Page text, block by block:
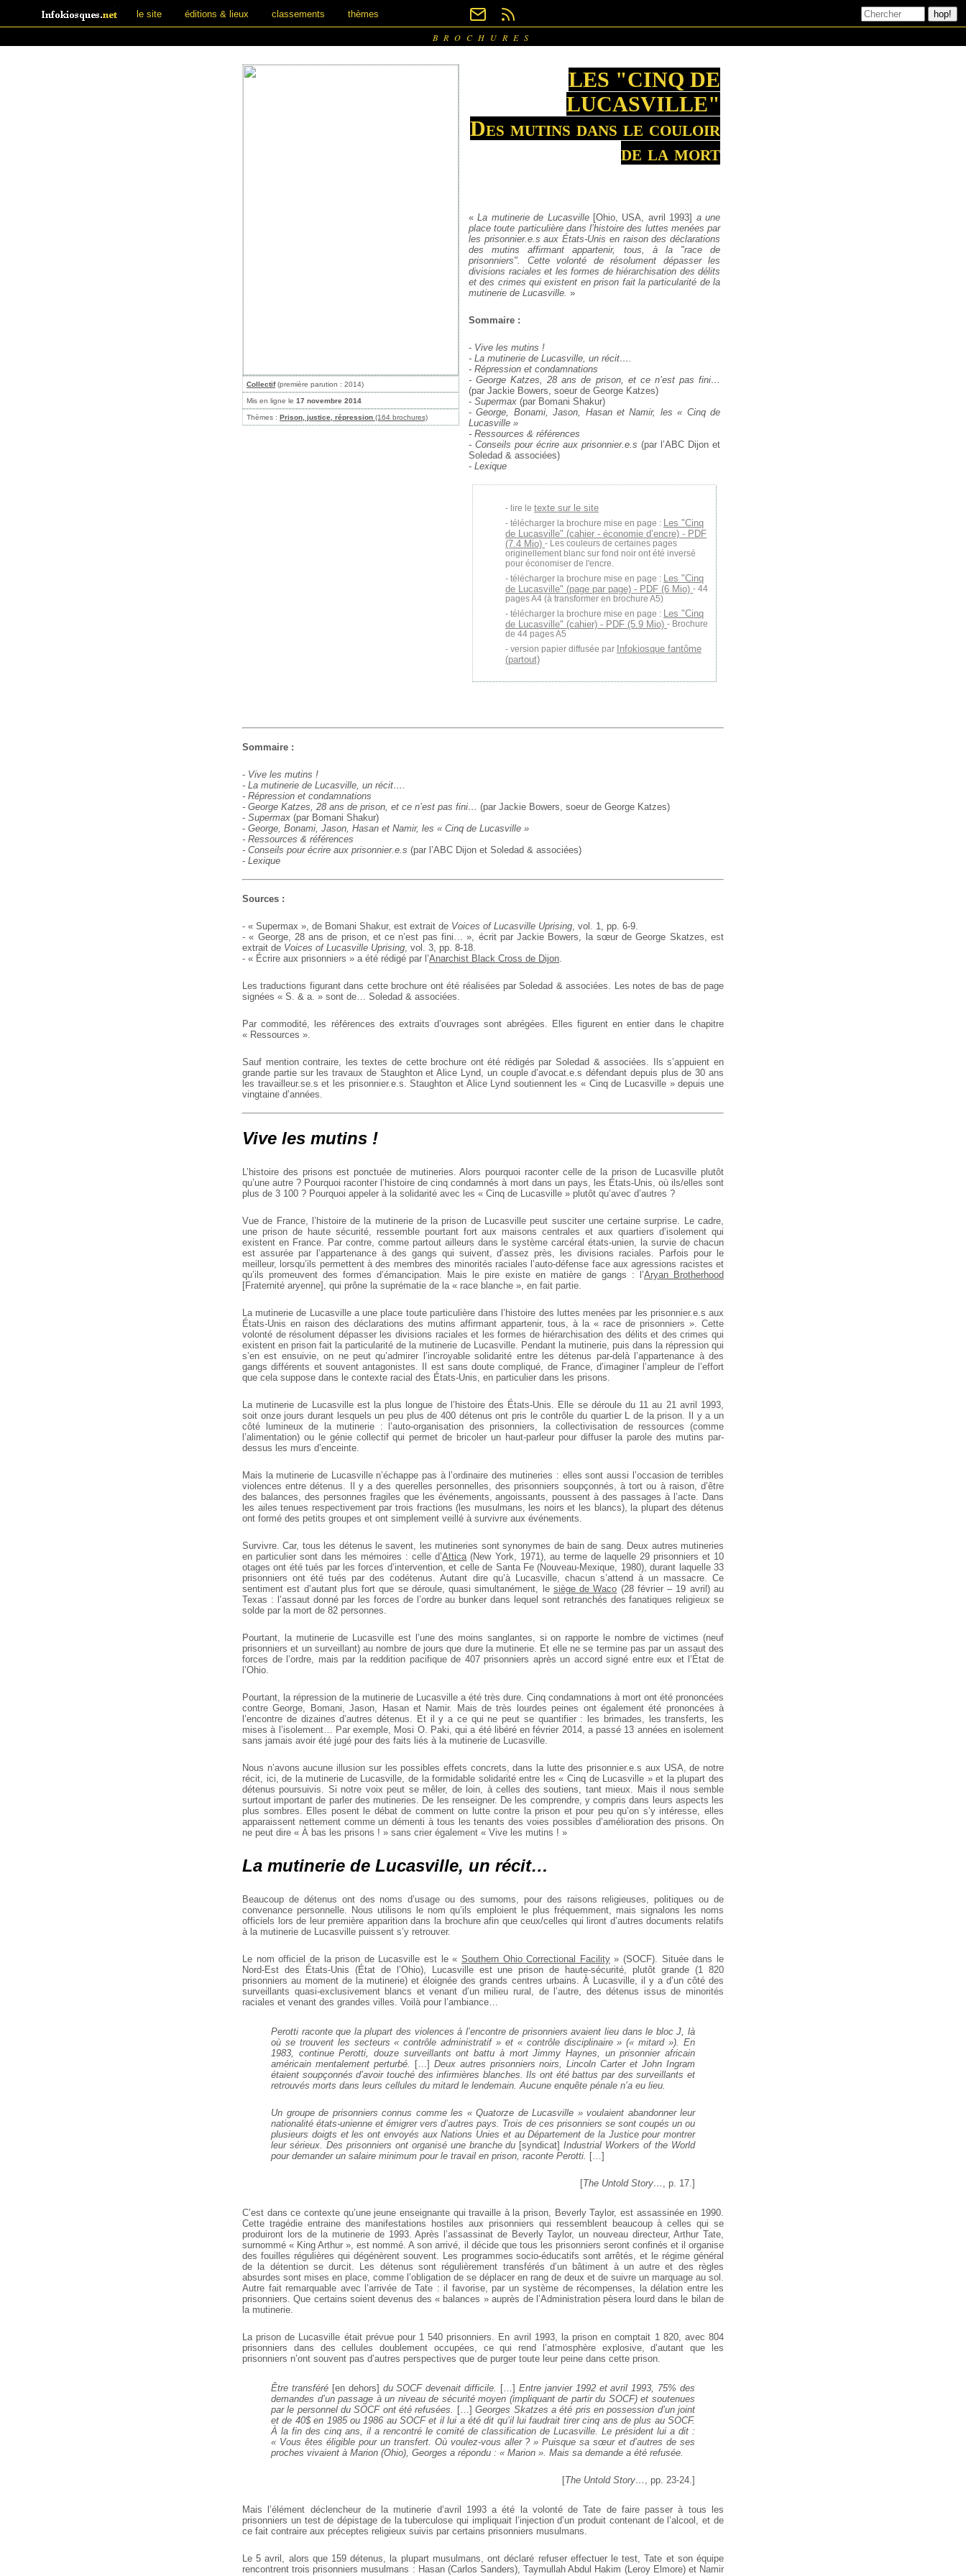
le site éditions & lieux classements thèmes
BROCHURES
Collectif (première parution : 2014)
Mis en ligne le 17 novembre 2014
Thèmes : Prison, justice, répression (164 brochures)
LES "CINQ DE
LUCASVILLE"
Des mutins dans le couloir
de la mort
«La mutinerie de Lucasville[Ohio, USA, avril 1993] a une
place toute particulière dans l’histoire des luttes menées par
les prisonnier.e.s aux États-Unis en raison des déclarations
des mutins affirmant appartenir, tous, à la "race de
prisonniers". Cette volonté de résolument dépasser les
divisions raciales et les formes de hiérarchisation des délits
et des crimes qui existent en prison fait la particularité de la
mutinerie de Lucasville. »
Sommaire :
- Vive les mutins !
- La mutinerie de Lucasville, un récit….
- Répression et condamnations
- George Katzes, 28 ans de prison, et ce n’est pas fini…
(par Jackie Bowers, soeur de George Katzes)
- Supermax (par Bomani Shakur)
-George, Bonami, Jason, Hasan et Namir, les « Cinq de
Lucasville »
- Ressources & références
- Conseils pour écrire aux prisonnier.e.s (par l’ABC Dijon et
Soledad & associées)
- Lexique
lire le texte sur le site
télécharger la brochure mise en page : Les "Cinq
de Lucasville" (cahier - économie d’encre) - PDF
(7.4 Mio) - Les couleurs de certaines pages
originellement blanc sur fond noir ont été inversé
pour économiser de l'encre.
télécharger la brochure mise en page : Les "Cinq
de Lucasville" (page par page) - PDF (6 Mio) - 44
pages A4 (à transformer en brochure A5)
télécharger la brochure mise en page : Les "Cinq
de Lucasville" (cahier) - PDF (5.9 Mio) - Brochure
de 44 pages A5
version papier diffusée par Infokiosque fantôme
(partout)
Sommaire :
- Vive les mutins !
- La mutinerie de Lucasville, un récit….
- Répression et condamnations
- George Katzes, 28 ans de prison, et ce n’est pas fini… (par Jackie Bowers, soeur de George Katzes)
- Supermax (par Bomani Shakur)
- George, Bonami, Jason, Hasan et Namir, les « Cinq de Lucasville »
- Ressources & références
- Conseils pour écrire aux prisonnier.e.s (par l’ABC Dijon et Soledad & associées)
- Lexique
Sources :
- « Supermax », de Bomani Shakur, est extrait de Voices of Lucasville Uprising, vol. 1, pp. 6-9.
- « George, 28 ans de prison, et ce n’est pas fini… », écrit par Jackie Bowers, la sœur de George Skatzes, est
extrait de Voices of Lucasville Uprising, vol. 3, pp. 8-18.
- « Écrire aux prisonniers » a été rédigé par l’Anarchist Black Cross de Dijon.
Les traductions figurant dans cette brochure ont été réalisées par Soledad & associées. Les notes de bas de page
signées « S. & a. » sont de… Soledad & associées.
Par commodité, les références des extraits d’ouvrages sont abrégées. Elles figurent en entier dans le chapitre
« Ressources ».
Sauf mention contraire, les textes de cette brochure ont été rédigés par Soledad & associées. Ils s’appuient en
grande partie sur les travaux de Staughton et Alice Lynd, un couple d’avocat.e.s défendant depuis plus de 30 ans
les travailleur.se.s et les prisonnier.e.s. Staughton et Alice Lynd soutiennent les « Cinq de Lucasville » depuis une
vingtaine d’années.
Vive les mutins !
L’histoire des prisons est ponctuée de mutineries. Alors pourquoi raconter celle de la prison de Lucasville plutôt
qu’une autre ? Pourquoi raconter l’histoire de cinq condamnés à mort dans un pays, les États-Unis, où ils/elles sont
plus de 3 100 ? Pourquoi appeler à la solidarité avec les « Cinq de Lucasville » plutôt qu’avec d’autres ?
Vue de France, l’histoire de la mutinerie de la prison de Lucasville peut susciter une certaine surprise. Le cadre,
une prison de haute sécurité, ressemble pourtant fort aux maisons centrales et aux quartiers d’isolement qui
existent en France. Par contre, comme partout ailleurs dans le système carcéral états-unien, la survie de chacun
est assurée par l’appartenance à des gangs qui suivent, d’assez près, les divisions raciales. Parfois pour le
meilleur, lorsqu’ils permettent à des membres des minorités raciales l’auto-défense face aux agressions racistes et
qu’ils promeuvent des formes d’émancipation. Mais le pire existe en matière de gangs : l’Aryan Brotherhood
[Fraternité aryenne], qui prône la suprématie de la « race blanche », en fait partie.
La mutinerie de Lucasville a une place toute particulière dans l’histoire des luttes menées par les prisonnier.e.s aux
États-Unis en raison des déclarations des mutins affirmant appartenir, tous, à la « race de prisonniers ». Cette
volonté de résolument dépasser les divisions raciales et les formes de hiérarchisation des délits et des crimes qui
existent en prison fait la particularité de la mutinerie de Lucasville. Pendant la mutinerie, puis dans la répression qui
s’en est ensuivie, on ne peut qu’admirer l’incroyable solidarité entre les détenus par-delà l’appartenance à des
gangs différents et souvent antagonistes. Il est sans doute compliqué, de France, d’imaginer l’ampleur de l’effort
que cela suppose dans le contexte racial des États-Unis, en particulier dans les prisons.
La mutinerie de Lucasville est la plus longue de l’histoire des États-Unis. Elle se déroule du 11 au 21 avril 1993,
soit onze jours durant lesquels un peu plus de 400 détenus ont pris le contrôle du quartier L de la prison. Il y a un
côté lumineux de la mutinerie : l’auto-organisation des prisonniers, la collectivisation de ressources (comme
l’alimentation) ou le génie collectif qui permet de bricoler un haut-parleur pour diffuser la parole des mutins par-
dessus les murs d’enceinte.
Mais la mutinerie de Lucasville n’échappe pas à l’ordinaire des mutineries : elles sont aussi l’occasion de terribles
violences entre détenus. Il y a des querelles personnelles, des prisonniers soupçonnés, à tort ou à raison, d’être
des balances, des personnes fragiles que les événements, angoissants, poussent à des passages à l’acte. Dans
les ailes tenues respectivement par trois fractions (les musulmans, les noirs et les blancs), la plupart des détenus
ont formé des petits groupes et ont simplement veillé à survivre aux événements.
Survivre. Car, tous les détenus le savent, les mutineries sont synonymes de bain de sang. Deux autres mutineries
en particulier sont dans les mémoires : celle d’Attica (New York, 1971), au terme de laquelle 29 prisonniers et 10
otages ont été tués par les forces d’intervention, et celle de Santa Fe (Nouveau-Mexique, 1980), durant laquelle 33
prisonniers ont été tués par des codétenus. Autant dire qu’à Lucasville, chacun s’attend à un massacre. Ce
sentiment est d’autant plus fort que se déroule, quasi simultanément, le siège de Waco (28 février – 19 avril) au
Texas : l’assaut donné par les forces de l’ordre au bunker dans lequel sont retranchés des fanatiques religieux se
solde par la mort de 82 personnes.
Pourtant, la mutinerie de Lucasville est l’une des moins sanglantes, si on rapporte le nombre de victimes (neuf
prisonniers et un surveillant) au nombre de jours que dure la mutinerie. Et elle ne se termine pas par un assaut des
forces de l’ordre, mais par la reddition pacifique de 407 prisonniers après un accord signé entre eux et l’État de
l’Ohio.
Pourtant, la répression de la mutinerie de Lucasville a été très dure. Cinq condamnations à mort ont été prononcées
contre George, Bomani, Jason, Hasan et Namir. Mais de très lourdes peines ont également été prononcées à
l’encontre de dizaines d’autres détenus. Et il y a ce qui ne peut se quantifier : les brimades, les transferts, les
mises à l’isolement… Par exemple, Mosi O. Paki, qui a été libéré en février 2014, a passé 13 années en isolement
sans jamais avoir été jugé pour des faits liés à la mutinerie de Lucasville.
Nous n’avons aucune illusion sur les possibles effets concrets, dans la lutte des prisonnier.e.s aux USA, de notre
récit, ici, de la mutinerie de Lucasville, de la formidable solidarité entre les « Cinq de Lucasville » et la plupart des
détenus poursuivis. Si notre voix peut se mêler, de loin, à celles des soutiens, tant mieux. Mais il nous semble
surtout important de parler des mutineries. De les renseigner. De les comprendre, y compris dans leurs aspects les
plus sombres. Elles posent le débat de comment on lutte contre la prison et pour peu qu’on s’y intéresse, elles
apparaissent nettement comme un démenti à tous les tenants des voies possibles d’amélioration des prisons. On
ne peut dire « À bas les prisons ! » sans crier également « Vive les mutins ! »
La mutinerie de Lucasville, un récit…
Beaucoup de détenus ont des noms d’usage ou des surnoms, pour des raisons religieuses, politiques ou de
convenance personnelle. Nous utilisons le nom qu’ils emploient le plus fréquemment, mais signalons les noms
officiels lors de leur première apparition dans la brochure afin que ceux/celles qui liront d’autres documents relatifs
à la mutinerie de Lucasville puissent s’y retrouver.
Le nom officiel de la prison de Lucasville est le « Southern Ohio Correctional Facility» (SOCF). Située dans le
Nord-Est des États-Unis (État de l’Ohio), Lucasville est une prison de haute-sécurité, plutôt grande (1 820
prisonniers au moment de la mutinerie) et éloignée des grands centres urbains. À Lucasville, il y a d’un côté des
surveillants quasi-exclusivement blancs et venant d’un milieu rural, de l’autre, des détenus issus de minorités
raciales et venant des grandes villes. Voilà pour l’ambiance…
Perotti raconte que la plupart des violences à l’encontre de prisonniers avaient lieu dans le bloc J, là
où se trouvent les secteurs « contrôle administratif » et « contrôle disciplinaire » (« mitard »). En
1983, continue Perotti, douze surveillants ont battu à mort Jimmy Haynes, un prisonnier africain
américain mentalement perturbé.
[…] Deux autres prisonniers noirs, Lincoln Carter et John Ingram
étaient soupçonnés d’avoir touché des infirmières blanches. Ils ont été battus par des surveillants et
retrouvés morts dans leurs cellules du mitard le lendemain. Aucune enquête pénale n’a eu lieu.
Un groupe de prisonniers connus comme les « Quatorze de Lucasville » voulaient abandonner leur
nationalité états-unienne et émigrer vers d’autres pays. Trois de ces prisonniers se sont coupés un ou
plusieurs doigts et les ont envoyés aux Nations Unies et au Département de la Justice pour montrer
leur sérieux. Des prisonniers ont organisé une branche du [syndicat]Industrial Workers of the World
pour demander un salaire minimum pour le travail en prison, raconte Perotti. […]
[The Untold Story… , p. 17.]
C’est dans ce contexte qu’une jeune enseignante qui travaille à la prison, Beverly Taylor, est assassinée en 1990.
Cette tragédie entraine des manifestations hostiles aux prisonniers qui ressemblent beaucoup à celles qui se
produiront lors de la mutinerie de 1993. Après l’assassinat de Beverly Taylor, un nouveau directeur, Arthur Tate,
surnommé « King Arthur », est nommé. A son arrivé, il décide que tous les prisonniers seront confinés et il organise
des fouilles régulières qui dégénèrent souvent. Les programmes socio-éducatifs sont arrêtés, et le régime général
de la détention se durcit. Les détenus sont régulièrement transférés d’un bâtiment à un autre et des règles
absurdes sont mises en place, comme l’obligation de se déplacer en rang de deux et de suivre un marquage au sol.
Autre fait remarquable avec l’arrivée de Tate : il favorise, par un système de récompenses, la délation entre les
prisonniers. Que certains soient devenus des « balances » auprès de l’Administration pèsera lourd dans le bilan de
la mutinerie.
La prison de Lucasville était prévue pour 1 540 prisonniers. En avril 1993, la prison en comptait 1 820, avec 804
prisonniers dans des cellules doublement occupées, ce qui rend l’atmosphère explosive, d’autant que les
prisonniers n’ont souvent pas d’autres perspectives que de purger toute leur peine dans cette prison.
Être transféré[en dehors] du SOCF devenait difficile. […] Entre janvier 1992 et avril 1993, 75% des
demandes d’un passage à un niveau de sécurité moyen (impliquant de partir du SOCF) et soutenues
par le personnel du SOCF ont été refusées.
[…]Georges Skatzes a été pris en possession d’un joint
et de 40$ en 1985 ou 1986 au SOCF et il lui a été dit qu’il lui faudrait tirer cinq ans de plus au SOCF.
À la fin des cinq ans, il a rencontré le comité de classification de Lucasville. Le président lui a dit :
« Vous êtes éligible pour un transfert. Où voulez-vous aller ? » Puisque sa sœur et d’autres de ses
proches vivaient à Marion (Ohio), Georges a répondu : « Marion ». Mais sa demande a été refusée.
[The Untold Story… , pp. 23-24.]
Mais l’élément déclencheur de la mutinerie d’avril 1993 a été la volonté de Tate de faire passer à tous les
prisonniers un test de dépistage de la tuberculose qui impliquait l’injection d’un produit contenant de l’alcool, et de
ce fait contraire aux préceptes religieux suivis par certains prisonniers musulmans.
Le 5 avril, alors que 159 détenus, la plupart musulmans, ont déclaré refuser effectuer le test, Tate et son équipe
rencontrent trois prisonniers musulmans : Hasan (Carlos Sanders), Taymullah Abdul Hakim (Leroy Elmore) et Namir